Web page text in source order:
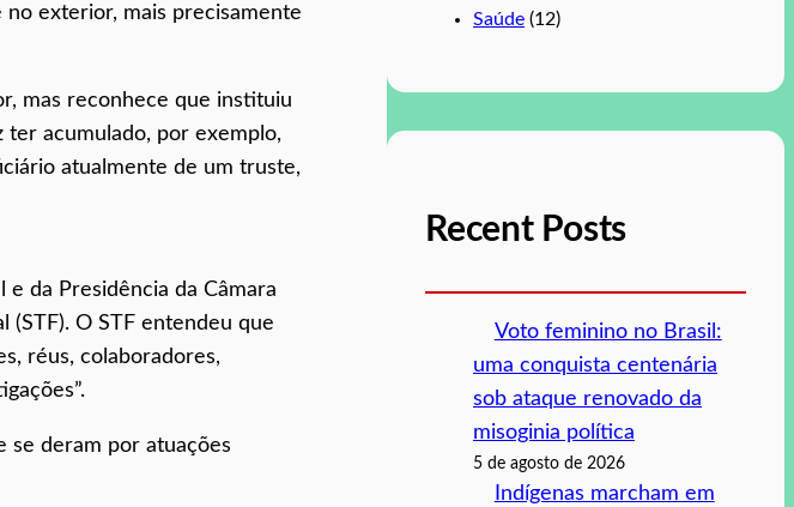
exterior, mais precisamente
mas reconhece que instituiu
acumulado, por exemplo,
atualmente de um truste,
da Presidência da Câmara
(STF). O STF entendeu que
réus, colaboradores,
se deram por atuações
Saúde (12)
Recent Posts
Voto feminino no Brasil:
uma conquista centenária
sob ataque renovado da
misoginia política
5 de agosto de 2026
Indígenas marcham em